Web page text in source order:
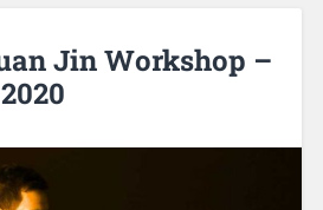
Jin Workshop –